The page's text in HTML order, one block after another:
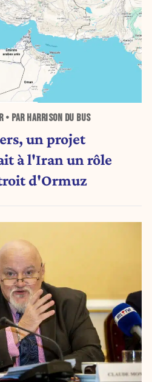
• PAR HARRISON DU BUS
un projet
à l'Iran un rôle
d'Ormuz